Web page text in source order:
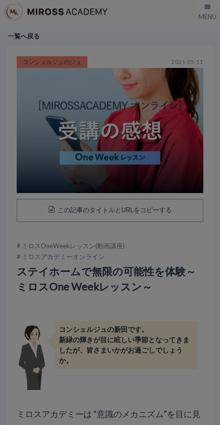
一覧へ戻る
2021-05-11
コンシェルジュのジュ
この記事のタイトルとURLをコピーする
ミロスOneWeekレッスン(動画講座)
ミロスアカデミーオンライン
ステイホームで無限の可能性を体験～
ミロスOne Weekレッスン～
コンシェルジュの新田です。
新緑の輝きが目に眩しい季節となってきま
したが、皆さまいかがお過ごしでしょう
か。
ミロスアカデミーは “意識のメカニズム”を目に見